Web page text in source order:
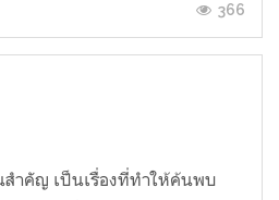
366
ำคัญ เป็นเรื่องที่ทำให้ค้นพบ